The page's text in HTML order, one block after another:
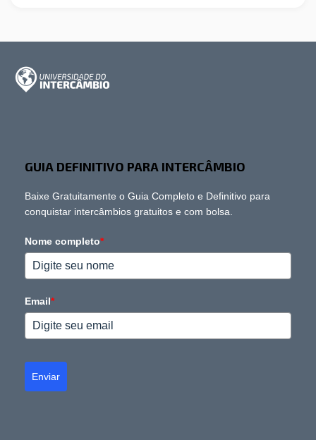
GUIA DEFINITIVO PARA INTERCÂMBIO
Baixe Gratuitamente o Guia Completo e Definitivo para
conquistar intercâmbios gratuitos e com bolsa.
Nome completo*
Email*
Enviar